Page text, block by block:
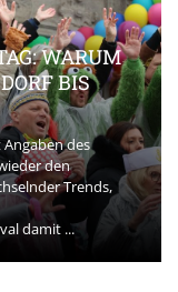
WARUM
BIS
des
den
Trends,
damit ...